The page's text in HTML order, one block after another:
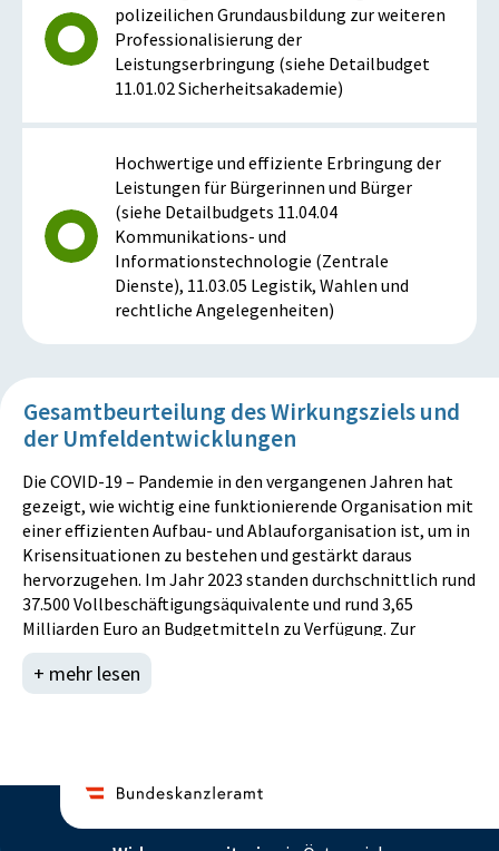
polizeilichen Grundausbildung zur weiteren
Professionalisierung der
Leistungserbringung (siehe Detailbudget
11.01.02 Sicherheitsakademie)
Hochwertige und effiziente Erbringung der
Leistungen für Bürgerinnen und Bürger
(siehe Detailbudgets 11.04.04
Kommunikations- und
Informationstechnologie (Zentrale
Dienste), 11.03.05 Legistik, Wahlen und
rechtliche Angelegenheiten)
Gesamtbeurteilung des Wirkungsziels und
der Umfeldentwicklungen
Die COVID-19 – Pandemie in den vergangenen Jahren hat
gezeigt, wie wichtig eine funktionierende Organisation mit
einer effizienten Aufbau- und Ablauforganisation ist, um in
Krisensituationen zu bestehen und gestärkt daraus
hervorzugehen. Im Jahr 2023 standen durchschnittlich rund
37.500 Vollbeschäftigungsäquivalente und rund 3,65
Milliarden Euro an Budgetmitteln zu Verfügung. Zur
Gewährleistung der inneren Sicherheit erbringt das BMI
grundlegende Leistungen für das Funktionieren einer
zentrale Melderegister (ZMR) und das zentrale
Personenstandsregister (ZPR) waren zu 99,9 % verfügbar.
+ mehr lesen